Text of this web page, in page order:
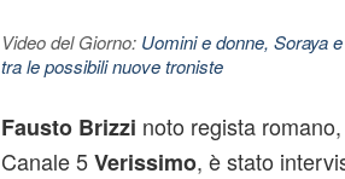
Video del Giorno: Uomini e donne, Soraya
tra le possibili nuove troniste
Fausto Brizzi noto regista romano,
Canale 5Verissimo, è stato